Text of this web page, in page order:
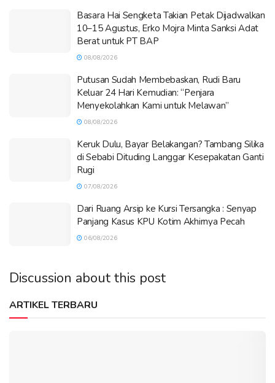
Basara Hai Sengketa Takian Petak Dijadwalkan
10–15 Agustus, Erko Mojra Minta Sanksi Adat
Berat untuk PT BAP
08/08/2026
Putusan Sudah Membebaskan, Rudi Baru
Keluar 24 Hari Kemudian: “Penjara
Menyekolahkan Kami untuk Melawan”
08/08/2026
Keruk Dulu, Bayar Belakangan? Tambang Silika
di Sebabi Dituding Langgar Kesepakatan Ganti
Rugi
07/08/2026
Dari Ruang Arsip ke Kursi Tersangka : Senyap
Panjang Kasus KPU Kotim Akhirnya Pecah
06/08/2026
Discussion about this post
ARTIKEL TERBARU